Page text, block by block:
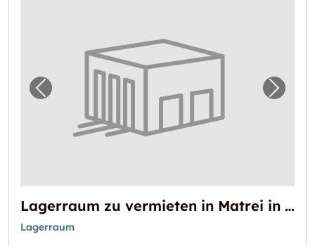
Vorheriges Bild für "Lagerraum zu
Lagerraum zu vermieten in Matrei in Osttirol
Lagerraum